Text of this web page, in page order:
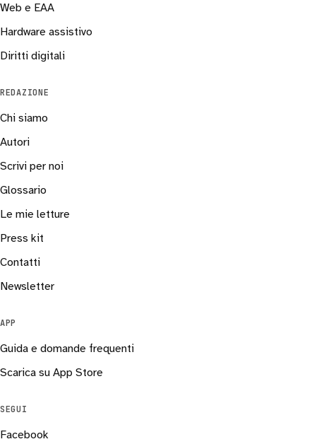
Web e EAA
Hardware assistivo
Diritti digitali
REDAZIONE
Chi siamo
Autori
Scrivi per noi
Glossario
Le mie letture
Press kit
Contatti
Newsletter
APP
Guida e domande frequenti
Scarica su App Store
SEGUI
Facebook